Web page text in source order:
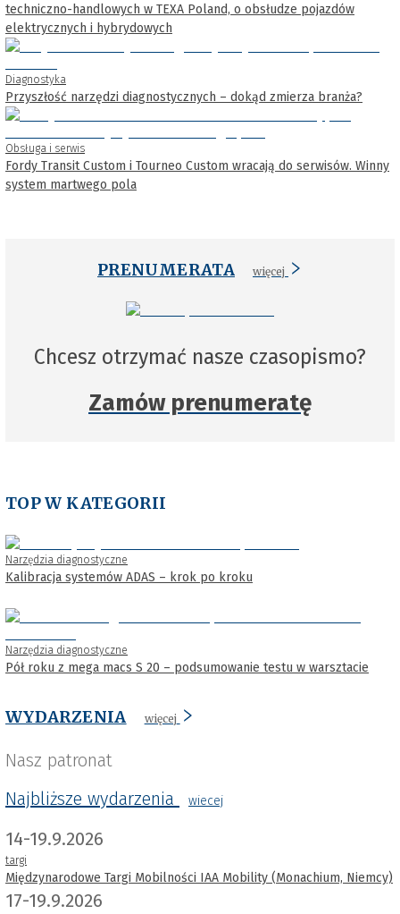
techniczno-handlowych w TEXA Poland, o obsłudze pojazdów
elektrycznych i hybrydowych
Diagnostyka
Przyszłość narzędzi diagnostycznych – dokąd zmierza branża?
Obsługa i serwis
Fordy Transit Custom i Tourneo Custom wracają do serwisów. Winny
system martwego pola
PRENUMERATA więcej
Chcesz otrzymać nasze czasopismo?
Zamów prenumeratę
TOP W KATEGORII
Narzędzia diagnostyczne
Kalibracja systemów ADAS – krok po kroku
Narzędzia diagnostyczne
Pół roku z mega macs S 20 – podsumowanie testu w warsztacie
WYDARZENIA więcej
Nasz patronat
Najbliższe wydarzenia
wiecej
14-19.9.2026
targi
Międzynarodowe Targi Mobilności IAA Mobility (Monachium, Niemcy)
17-19.9.2026